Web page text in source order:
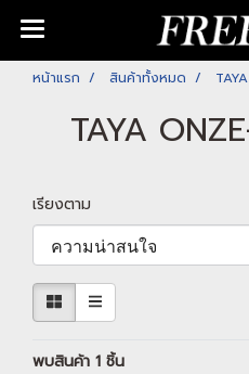
หน้าแรก สินค้าทั้งหมด
TAYA
เรียงตาม
พบสินค้า 1 ชิ้น